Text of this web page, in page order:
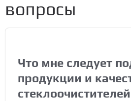
вопросы
Что мне следует
продукции и